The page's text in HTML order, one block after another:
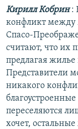
Кирилл Кобрин:
конфликт
Спасо-
считают, что их
предлагая
Представители
никакого
переселяются
хочет,